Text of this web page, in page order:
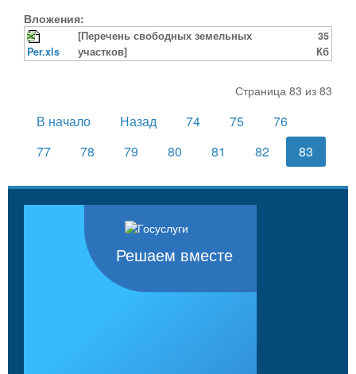
Вложения:
Per.xls
[Перечень свободных земельных
участков]
35
Кб
Страница 83 из 83
В начало Назад 74 75
76
77
78 79 80 81 82 83
Решаем вместе